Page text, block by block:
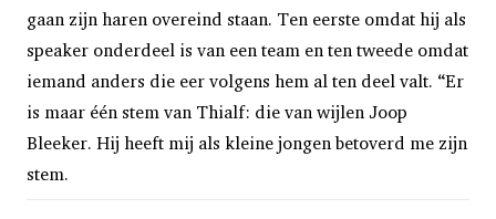
gaan zijn haren overeind staan. Ten eerste omdat hij als
speaker onderdeel is van een team en ten tweede omdat
iemand anders die eer volgens hem al ten deel valt. “Er
is maar één stem van Thialf: die van wijlen Joop
Bleeker. Hij heeft mij als kleine jongen betoverd me zijn
stem.